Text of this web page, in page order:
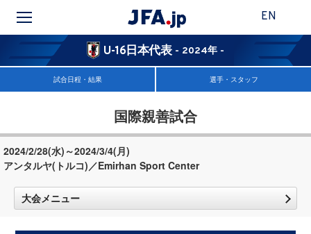
EN
U-16日本代表 - 2024年 -
試合日程・結果 選手・スタッフ
国際親善試合
2024/2/28(水)～2024/3/4(月)
アンタルヤ(トルコ)／Emirhan Sport Center
大会メニュー